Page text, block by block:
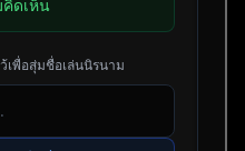
ดเห็น
เพื่อสุ่มชื่อเล่นนิรนาม